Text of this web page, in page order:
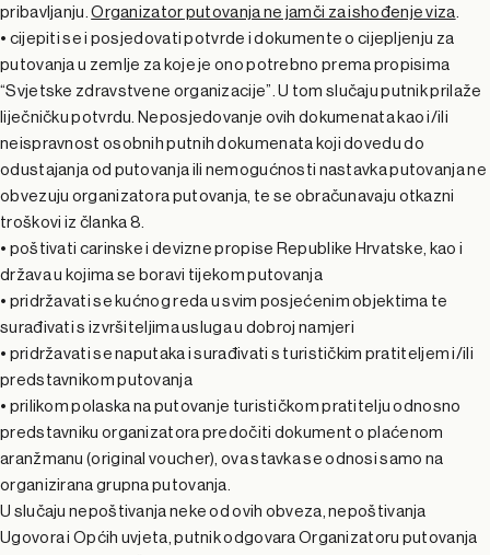
pribavljanju.Organizator putovanja ne jamči za ishođenje viza.
• cijepiti se i posjedovati potvrde i dokumente o cijepljenju za
putovanja u zemlje za koje je ono potrebno prema propisima
“Svjetske zdravstvene organizacije”. U tom slučaju putnik prilaže
liječničku potvrdu. Neposjedovanje ovih dokumenata kao i/ili
neispravnost osobnih putnih dokumenata koji dovedu do
odustajanja od putovanja ili nemogućnosti nastavka putovanja ne
obvezuju organizatora putovanja, te se obračunavaju otkazni
troškovi iz članka 8.
• poštivati carinske i devizne propise Republike Hrvatske, kao i
država u kojima se boravi tijekom putovanja
• pridržavati se kućnog reda u svim posjećenim objektima te
surađivati s izvršiteljima usluga u dobroj namjeri
• pridržavati se naputaka i surađivati s turističkim pratiteljem i/ili
predstavnikom putovanja
• prilikom polaska na putovanje turističkom pratitelju odnosno
predstavniku organizatora predočiti dokument o plaćenom
aranžmanu (original voucher), ova stavka se odnosi samo na
organizirana grupna putovanja.
U slučaju nepoštivanja neke od ovih obveza, nepoštivanja
Ugovora i Općih uvjeta, putnik odgovara Organizatoru putovanja